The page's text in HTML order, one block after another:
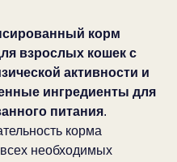
корм
взрослых кошек с
активности и
ингредиенты для
питания.
корма
необходимых